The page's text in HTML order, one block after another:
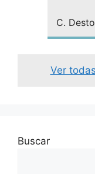
C.
Ver
Buscar